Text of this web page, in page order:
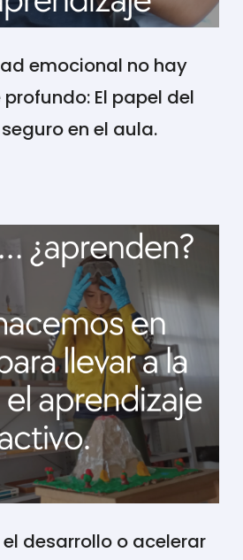
emocional no hay
El papel del
en el aula.
desarrollo o acelerar